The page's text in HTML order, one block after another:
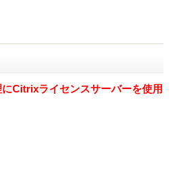
Citrixライセンスサーバーを使用